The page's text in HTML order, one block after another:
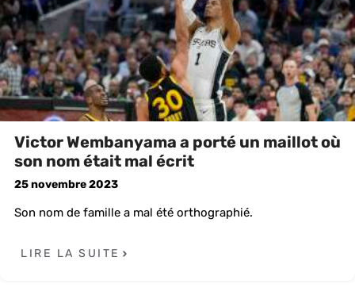
Victor Wembanyama a porté un maillot où
son nom était mal écrit
25 novembre 2023
Son nom de famille a mal été orthographié.
LIRE LA SUITE